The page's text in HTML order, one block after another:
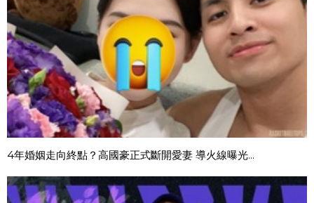
4年婚姻走向終點？高國豪正式斷開愛妻 導火線曝光...